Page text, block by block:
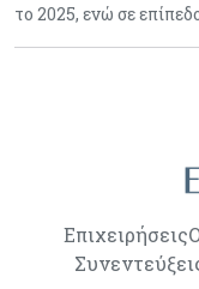
το 2025, ενώ σε
Επιχειρήσεις